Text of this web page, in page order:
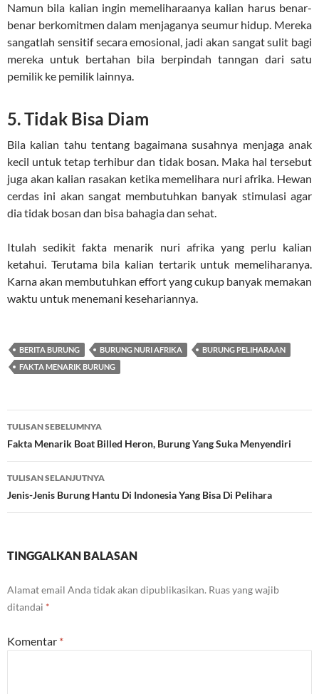
Namun bila kalian ingin memeliharaanya kalian harus benar-
benar berkomitmen dalam menjaganya seumur hidup. Mereka
sangatlah sensitif secara emosional, jadi akan sangat sulit bagi
mereka untuk bertahan bila berpindah tanngan dari satu
pemilik ke pemilik lainnya.
5. Tidak Bisa Diam
Bila kalian tahu tentang bagaimana susahnya menjaga anak
kecil untuk tetap terhibur dan tidak bosan. Maka hal tersebut
juga akan kalian rasakan ketika memelihara nuri afrika. Hewan
cerdas ini akan sangat membutuhkan banyak stimulasi agar
dia tidak bosan dan bisa bahagia dan sehat.
Itulah sedikit fakta menarik nuri afrika yang perlu kalian
ketahui. Terutama bila kalian tertarik untuk memeliharanya.
Karna akan membutuhkan effort yang cukup banyak memakan
waktu untuk menemani kesehariannya.
BERITA BURUNG BURUNG NURI AFRIKA
BURUNG PELIHARAAN
FAKTA MENARIK BURUNG
Navigasi
Tulisan
TULISAN SEBELUMNYA
Fakta Menarik Boat Billed Heron, Burung Yang Suka Menyendiri
TULISAN SELANJUTNYA
Jenis-Jenis Burung Hantu Di Indonesia Yang Bisa Di Pelihara
TINGGALKAN BALASAN
Alamat email Anda tidak akan dipublikasikan. Ruas yang wajib
ditandai *
Komentar *